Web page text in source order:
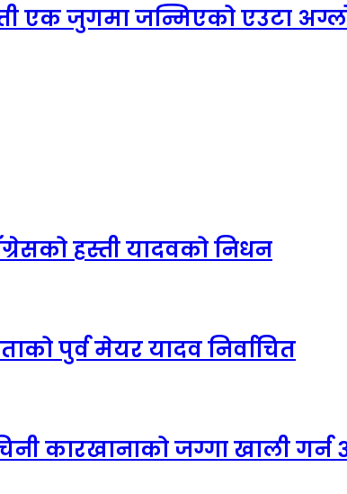
एक जुगमा जन्मिएको एउटा
हस्ती यादवको निधन
पुर्व मेयर यादव निर्वाचित
कारखानाको जग्गा खाली